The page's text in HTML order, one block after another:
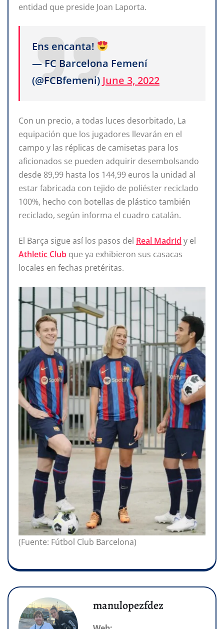
entidad que preside Joan Laporta.
Ens encanta!
— FC Barcelona Femení
(@FCBfemeni) June 3, 2022
Con un precio, a todas luces desorbitado, La
equipación que los jugadores llevarán en el
campo y las réplicas de camisetas para los
aficionados se pueden adquirir desembolsando
desde 89,99 hasta los 144,99 euros la unidad al
estar fabricada con tejido de poliéster reciclado
100%, hecho con botellas de plástico también
reciclado, según informa el cuadro catalán.
El Barça sigue así los pasos del Real Madrid y el
Athletic Club que ya exhibieron sus casacas
locales en fechas pretéritas.
(Fuente: Fútbol Club Barcelona)
manulopezfdez